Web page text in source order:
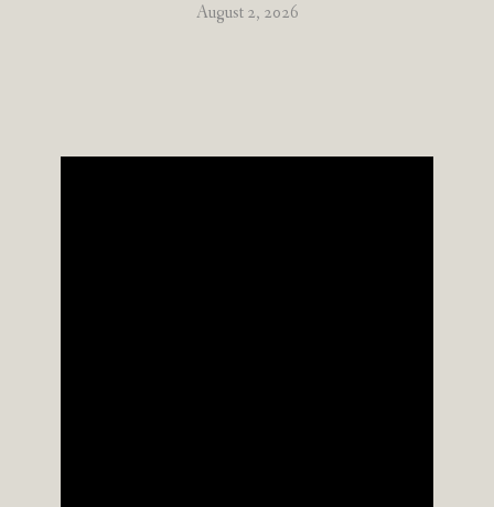
August 2, 2026